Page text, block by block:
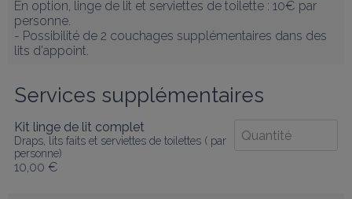
En option, linge de lit et serviettes de toilette : 10€ par
personne.
- Possibilité de 2 couchages supplémentaires dans des
lits d'appoint.
Services supplémentaires
Kit linge de lit complet
Draps, lits faits et serviettes de toilettes ( par
personne)
10,00 €